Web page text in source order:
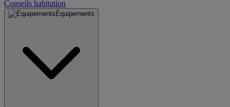
Conseils habitation
Équipements